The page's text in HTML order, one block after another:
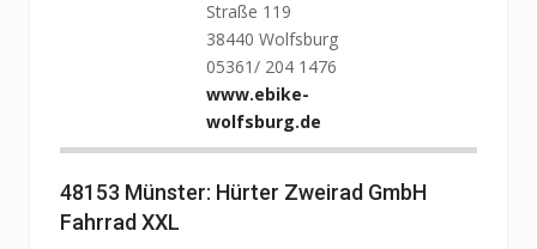
Straße 119
38440 Wolfsburg
05361/ 204 1476
www.ebike-
wolfsburg.de
48153 Münster: Hürter Zweirad GmbH
Fahrrad XXL